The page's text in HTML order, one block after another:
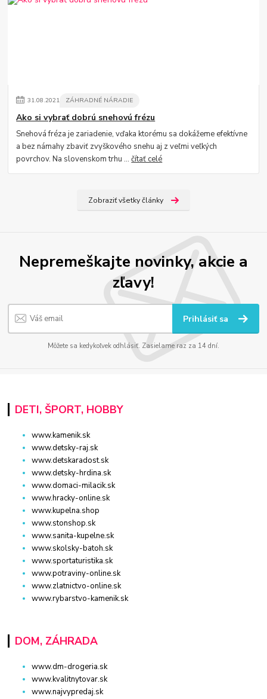
31.08.2021 ZÁHRADNÉ NÁRADIE
Ako si vybrať dobrú snehovú frézu
Snehová fréza je zariadenie, vďaka ktorému sa dokážeme efektívne
a bez námahy zbaviť zvyškového snehu aj z veľmi veľkých
povrchov. Na slovenskom trhu ...čítať celé
Zobraziť všetky články
Nepremeškajte novinky, akcie a
zľavy!
Prihlásiť sa
Môžete sa kedykoľvek odhlásiť. Zasielame raz za 14 dní.
DETI, ŠPORT, HOBBY
www.kamenik.sk
www.detsky-raj.sk
www.detskaradost.sk
www.detsky-hrdina.sk
www.domaci-milacik.sk
www.hracky-online.sk
www.kupelna.shop
www.stonshop.sk
www.sanita-kupelne.sk
www.skolsky-batoh.sk
www.sportaturistika.sk
www.potraviny-online.sk
www.zlatnictvo-online.sk
www.rybarstvo-kamenik.sk
DOM, ZÁHRADA
www.dm-drogeria.sk
www.kvalitnytovar.sk
www.najvypredaj.sk